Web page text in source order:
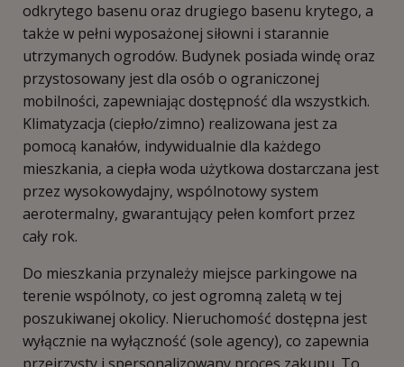
odkrytego basenu oraz drugiego basenu krytego, a
także w pełni wyposażonej siłowni i starannie
utrzymanych ogrodów. Budynek posiada windę oraz
przystosowany jest dla osób o ograniczonej
mobilności, zapewniając dostępność dla wszystkich.
Klimatyzacja (ciepło/zimno) realizowana jest za
pomocą kanałów, indywidualnie dla każdego
mieszkania, a ciepła woda użytkowa dostarczana jest
przez wysokowydajny, wspólnotowy system
aerotermalny, gwarantujący pełen komfort przez
cały rok.
Do mieszkania przynależy miejsce parkingowe na
terenie wspólnoty, co jest ogromną zaletą w tej
poszukiwanej okolicy. Nieruchomość dostępna jest
wyłącznie na wyłączność (sole agency), co zapewnia